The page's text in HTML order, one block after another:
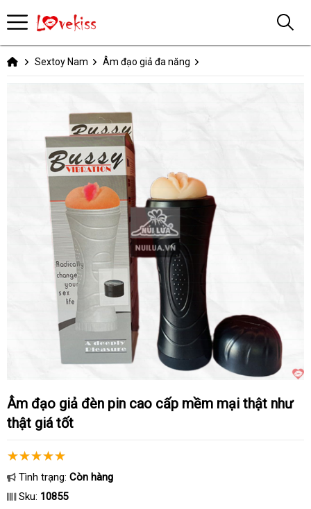
Sextoy Nam Âm đạo giả đa năng
Âm đạo giả đèn pin cao cấp mềm mại thật như
thật giá tốt
Tình trạng: Còn hàng
Sku: 10855